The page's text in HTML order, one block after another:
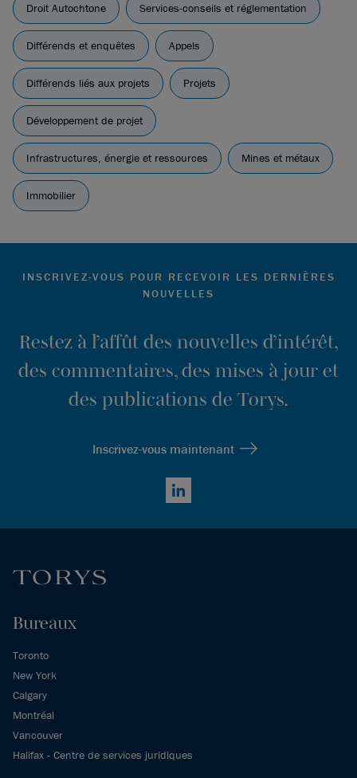
Droit Autochtone Services-conseils et réglementation
Différends et enquêtes Appels
Différends liés aux projets Projets
Développement de projet
Infrastructures, énergie et ressources Mines et métaux
Immobilier
INSCRIVEZ-VOUS POUR RECEVOIR LES DERNIÈRES
NOUVELLES
Restez à l’affût des nouvelles d’intérêt,
des commentaires, des mises à jour et
des publications de Torys.
Inscrivez-vous maintenant
LinkedIn
Bureaux
Toronto
New York
Calgary
Montréal
Vancouver
Halifax - Centre de services juridiques